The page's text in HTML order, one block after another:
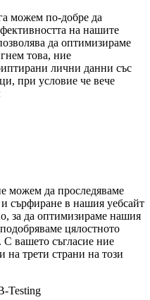
можем по-добре да
на нашите
да оптимизираме
това, ние
лични данни със
при условие че вече
можем да проследяваме
сърфиране в нашия уебсайт
за да оптимизираме нашия
цялостното
С вашето съгласие ние
на трети страни на този
Testing